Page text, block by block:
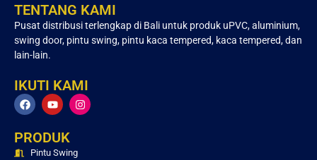
TENTANG KAMI
Pusat distribusi terlengkap di Bali untuk produk uPVC, aluminium,
swing door, pintu swing, pintu kaca tempered, kaca tempered, dan
lain-lain.
IKUTI KAMI
PRODUK
Pintu Swing